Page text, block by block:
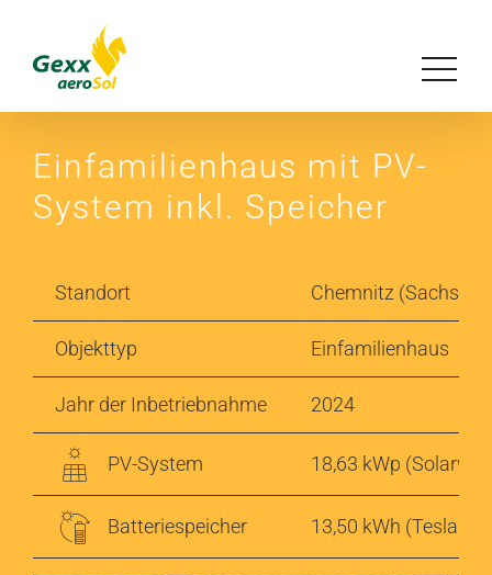
springen
Toggle
Lösungen
Referenzen
Magazin
Angebot anfordern
Einfamilienhaus mit PV-
System inkl. Speicher
Standort Chemnitz (Sachsen)
Objekttyp Einfamilienhaus
Jahr der Inbetriebnahme 2024
PV-System 18,63 kWp
Batteriespeicher 13,50 kWh (Tesla